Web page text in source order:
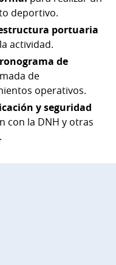
deportivo.
portuaria
actividad.
de
de
operativos.
y seguridad
con la DNH y otras